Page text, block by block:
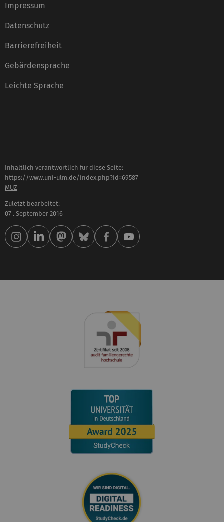
Impressum
Datenschutz
Barrierefreiheit
Gebärdensprache
Leichte Sprache
Inhaltlich verantwortlich für diese Seite:
https://www.uni-ulm.de/index.php?id=69587
MUZ
Zuletzt bearbeitet:
07 . September 2016